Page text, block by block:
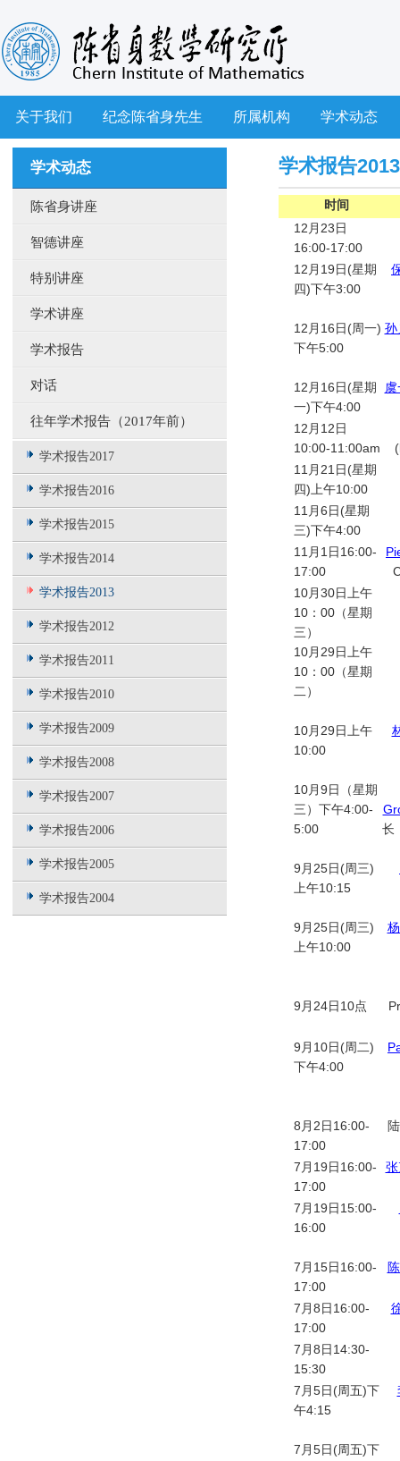
关于我们 纪念陈省身先生 所属机构 学术动态
学术动态
陈省身讲座
智德讲座
特别讲座
学术讲座
学术报告
对话
往年学术报告（2017年前）
学术报告2017
学术报告2016
学术报告2015
学术报告2014
学术报告2013
学术报告2012
学术报告2011
学术报告2010
学术报告2009
学术报告2008
学术报告2007
学术报告2006
学术报告2005
学术报告2004
学术报告2013
时间
12月23日
16:00-17:00
12月19日(星期
四)下午3:00
12月16日(周一)
下午5:00
孙
12月16日(星期
一)下午4:00
12月12日
10:00-11:00am
11月21日(星期
四)上午10:00
11月6日(星期
三)下午4:00
11月1日16:00-
17:00
10月30日上午
10：00（星期
三）
10月29日上午
10：00（星期
二）
10月29日上午
10:00
10月9日（星期
三）下午4:00-
5:00
长
9月25日(周三)
上午10:15
9月25日(周三)
上午10:00
9月24日10点
9月10日(周二)
下午4:00
8月2日16:00-
17:00
7月19日16:00-
17:00
7月19日15:00-
16:00
7月15日16:00-
17:00
7月8日16:00-
17:00
7月8日14:30-
15:30
7月5日(周五)下
午4:15
7月5日(周五)下